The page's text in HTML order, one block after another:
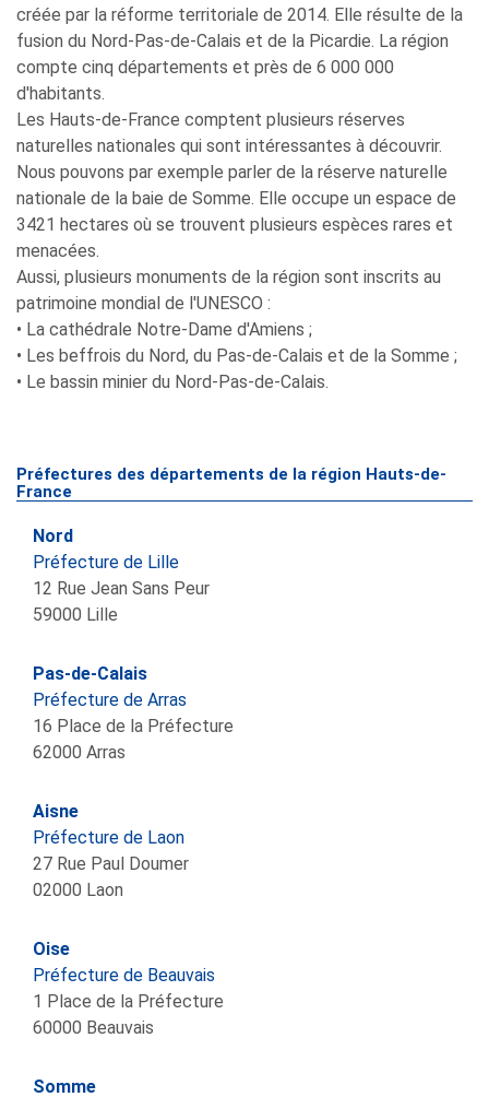
créée par la réforme territoriale de 2014. Elle résulte de la
fusion du Nord-Pas-de-Calais et de la Picardie. La région
compte cinq départements et près de 6 000 000
d'habitants.
Les Hauts-de-France comptent plusieurs réserves
naturelles nationales qui sont intéressantes à découvrir.
Nous pouvons par exemple parler de la réserve naturelle
nationale de la baie de Somme. Elle occupe un espace de
3421 hectares où se trouvent plusieurs espèces rares et
menacées.
Aussi, plusieurs monuments de la région sont inscrits au
patrimoine mondial de l'UNESCO :
• La cathédrale Notre-Dame d'Amiens ;
• Les beffrois du Nord, du Pas-de-Calais et de la Somme ;
• Le bassin minier du Nord-Pas-de-Calais.
Préfectures des départements de la région Hauts-de-
France
Nord
Préfecture de Lille
12 Rue Jean Sans Peur
59000 Lille
Pas-de-Calais
Préfecture de Arras
16 Place de la Préfecture
62000 Arras
Aisne
Préfecture de Laon
27 Rue Paul Doumer
02000 Laon
Oise
Préfecture de Beauvais
1 Place de la Préfecture
60000 Beauvais
Somme